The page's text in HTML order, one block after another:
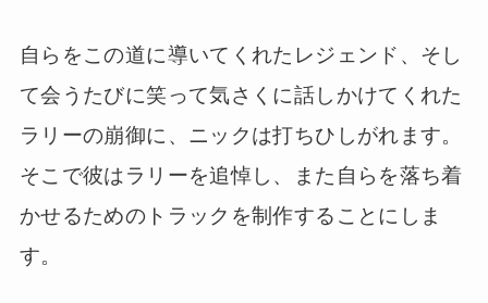
自らをこの道に導いてくれたレジェンド、そし
て会うたびに笑って気さくに話しかけてくれた
ラリーの崩御に、ニックは打ちひしがれます。
そこで彼はラリーを追悼し、また自らを落ち着
かせるためのトラックを制作することにしま
す。